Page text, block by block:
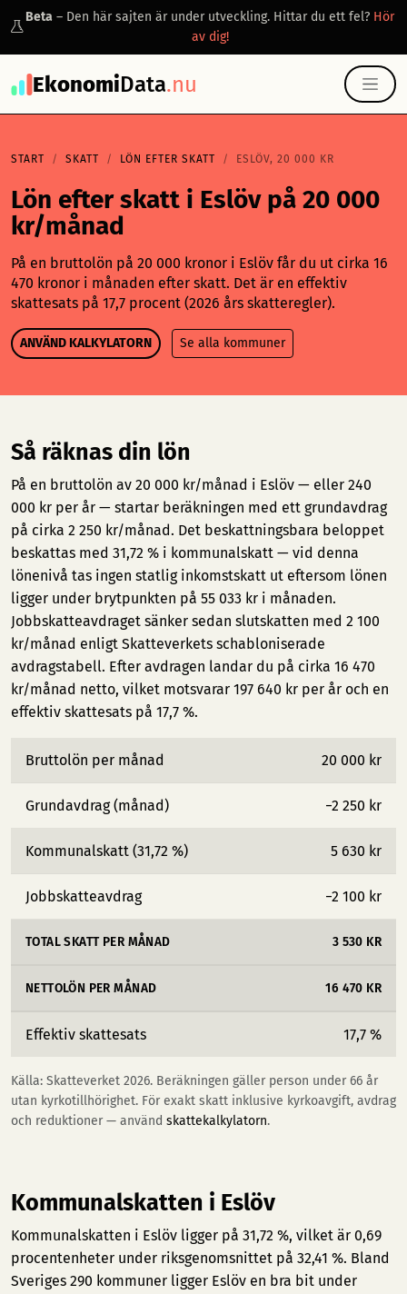
Beta – Den här sajten är under utveckling. Hittar du ett fel? Hör
av dig!
EkonomiData.nu
START SKATT LÖN EFTER SKATT ESLÖV, 20 000 KR
Lön efter skatt i Eslöv på 20 000
kr/månad
På en bruttolön på 20 000 kronor i Eslöv får du ut cirka 16
470 kronor i månaden efter skatt. Det är en effektiv
skattesats på 17,7 procent (2026 års skatteregler).
ANVÄND KALKYLATORN Se alla kommuner
Så räknas din lön
På en bruttolön av 20 000 kr/månad i Eslöv — eller 240
000 kr per år — startar beräkningen med ett grundavdrag
på cirka 2 250 kr/månad. Det beskattningsbara beloppet
beskattas med 31,72 % i kommunalskatt — vid denna
lönenivå tas ingen statlig inkomstskatt ut eftersom lönen
ligger under brytpunkten på 55 033 kr i månaden.
Jobbskatteavdraget sänker sedan slutskatten med 2 100
kr/månad enligt Skatteverkets schabloniserade
avdragstabell. Efter avdragen landar du på cirka 16 470
kr/månad netto, vilket motsvarar 197 640 kr per år och en
effektiv skattesats på 17,7 %.
Bruttolön per månad 20 000 kr
Grundavdrag (månad) −2 250 kr
Kommunalskatt (31,72 %) 5 630 kr
Jobbskatteavdrag −2 100 kr
TOTAL SKATT PER MÅNAD 3 530 KR
NETTOLÖN PER MÅNAD 16 470 KR
Effektiv skattesats 17,7 %
Källa: Skatteverket 2026. Beräkningen gäller person under 66 år
utan kyrkotillhörighet. För exakt skatt inklusive kyrkoavgift, avdrag
och reduktioner — använd skattekalkylatorn.
Kommunalskatten i Eslöv
Kommunalskatten i Eslöv ligger på 31,72 %, vilket är 0,69
procentenheter under riksgenomsnittet på 32,41 %. Bland
Sveriges 290 kommuner ligger Eslöv en bra bit under